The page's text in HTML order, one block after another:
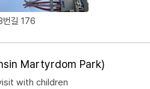
번길 176
Martyrdom Park)
with children